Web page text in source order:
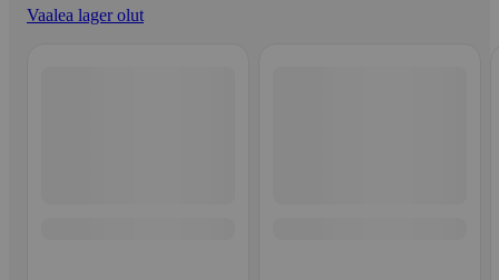
Vaalea lager olut